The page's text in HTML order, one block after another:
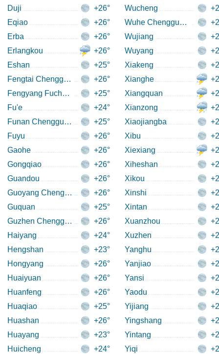
Duji
+26°
Eqiao
+26°
Erba
+26°
Erlangkou
+26°
Eshan
+25°
Fengtai Chengguanzhen +26°
Fengyang Fuchengzhen +25°
Fu'e
+24°
Funan Chengguanzhen +25°
Fuyu
+26°
Gaohe
+26°
Gongqiao
+26°
Guandou
+26°
Guoyang Chengguanzhen+26°
Guquan
+25°
Guzhen Chengguanzhen+26°
Haiyang
+24°
Hengshan
+23°
Hongyang
+26°
Huaiyuan
+26°
Huanfeng
+26°
Huaqiao
+25°
Huashan
+26°
Huayang
+23°
Huicheng
+24°
Wucheng
Wuhe Chengguanzhen
Wujiang
Wuyang
Xiakeng
Xianghe
Xiangquan
Xianzong
Xiaojiangba
Xibu
Xiexiang
Xiheshan
Xikou
Xinshi
Xintan
Xuanzhou
Xuzhen
Yanghu
Yanjiao
Yansi
Yaodu
Yijiang
Yingshang
Yintang
Yiqi